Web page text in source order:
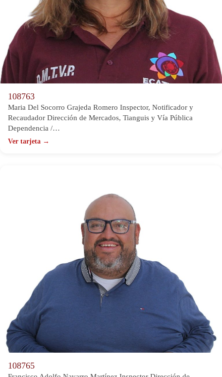
108763
Maria Del Socorro Grajeda Romero Inspector, Notificador y
Recaudador Dirección de Mercados, Tianguis y Vía Pública
Dependencia /…
Ver tarjeta →
108765